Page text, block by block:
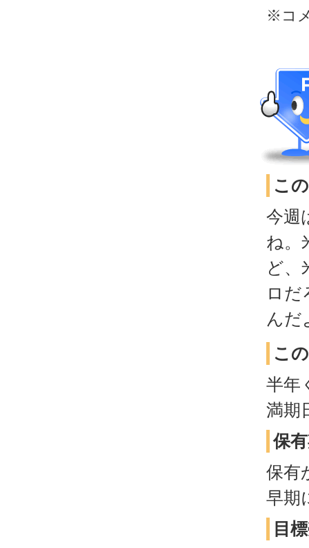
※コ
こ
今週
ね。
ど、
ロだ
んだ
こ
半年
満期
保
保有
早期
目